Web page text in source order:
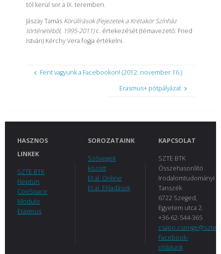
tól kerül sor a IX. teremben.
Jászay Tamás Körülírások (Fejezetek a Krétakör Színház
történetéből, 1995-2011)c. értekezését (témavezető: Fried
István) Kérchy Vera fogja értékelni.
Fent vagyunk a Facebookon! (2012. november 16.)
Erasmus+ pótpályázat
HASZNOS
LINKEK
SZTE BTK
Neptun
CooSpace
Modulo
Erasmus
SOROZATAINK
Szövegek
között
Et al. Online
Et al. Előadások
KAPCSOLAT
SZTE BTK
Összehasonlító
Irodalomtudományi
Tanszék
6722 Szeged,
Egyetem utca 2.
+36-62-544-365
Facebook-
oldalunk